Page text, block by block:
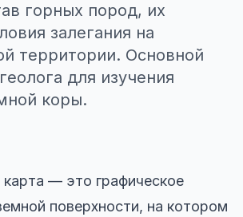
горных пород, их
залегания на
территории. Основной
для изучения
коры.
карта — это графическое
поверхности, на котором